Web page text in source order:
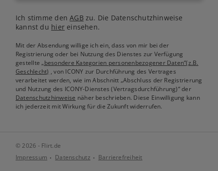
Ich stimme denAGB zu. Die Datenschutzhinweise
kannst du hiereinsehen.
Mit der Absendung willige ich ein, dass von mir bei der
Registrierung oder bei Nutzung des Dienstes zur Verfügung
gestellte„besondere Kategorien personenbezogener Daten“(z.B.
Geschlecht) , von ICONY zur Durchführung des Vertrages
verarbeitet werden, wie im Abschnitt „Abschluss der Registrierung
und Nutzung des ICONY-Dienstes (Vertragsdurchführung)“ der
Datenschutzhinweise näher beschrieben. Diese Einwilligung kann
ich jederzeit mit Wirkung für die Zukunft widerrufen.
© 2026 - Flirt.de
Impressum
Datenschutz Barrierefreiheit